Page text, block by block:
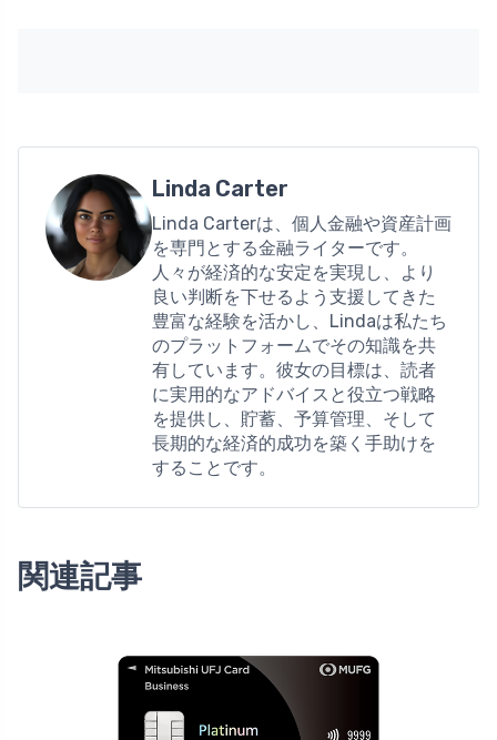
Linda Carter
Linda Carterは、個人金融や資産計画
を専門とする金融ライターです。
人々が経済的な安定を実現し、より
良い判断を下せるよう支援してきた
豊富な経験を活かし、Lindaは私たち
のプラットフォームでその知識を共
有しています。彼女の目標は、読者
に実用的なアドバイスと役立つ戦略
を提供し、貯蓄、予算管理、そして
長期的な経済的成功を築く手助けを
することです。
関連記事